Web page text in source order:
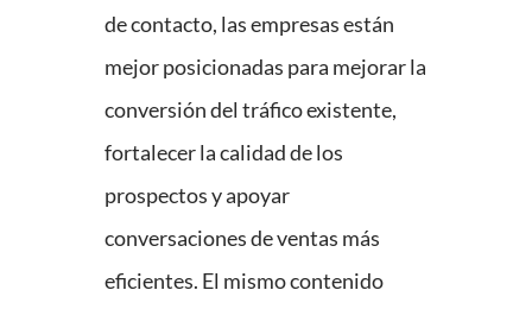
de contacto, las empresas están
mejor posicionadas para mejorar la
conversión del tráfico existente,
fortalecer la calidad de los
prospectos y apoyar
conversaciones de ventas más
eficientes. El mismo contenido